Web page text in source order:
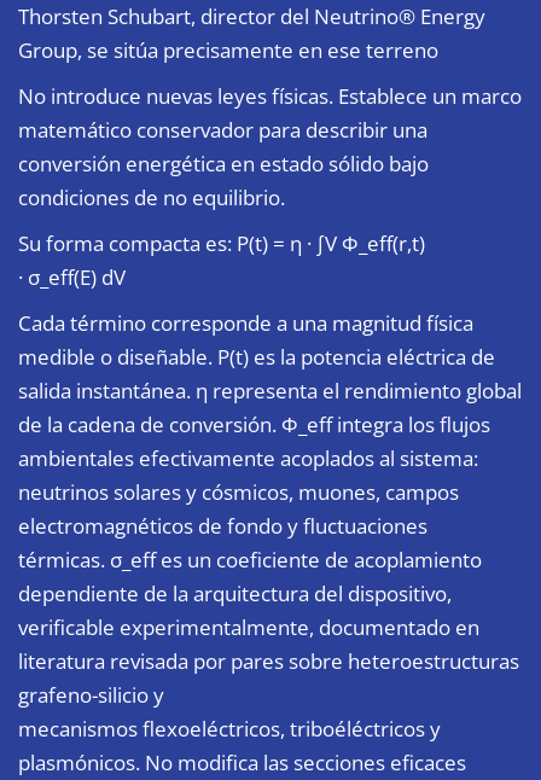
Thorsten Schubart, director del Neutrino® Energy
Group, se sitúa precisamente en ese terreno
No introduce nuevas leyes físicas. Establece un marco
matemático conservador para describir una
conversión energética en estado sólido bajo
condiciones de no equilibrio.
Su forma compacta es: P(t) = η · ∫V Φ_eff(r,t)
· σ_eff(E) dV
Cada término corresponde a una magnitud física
medible o diseñable. P(t) es la potencia eléctrica de
salida instantánea. η representa el rendimiento global
de la cadena de conversión. Φ_eff integra los flujos
ambientales efectivamente acoplados al sistema:
neutrinos solares y cósmicos, muones, campos
electromagnéticos de fondo y fluctuaciones
térmicas. σ_eff es un coeficiente de acoplamiento
dependiente de la arquitectura del dispositivo,
verificable experimentalmente, documentado en
literatura revisada por pares sobre heteroestructuras
grafeno-silicio y
mecanismos flexoeléctricos, triboéléctricos y
plasmónicos. No modifica las secciones eficaces